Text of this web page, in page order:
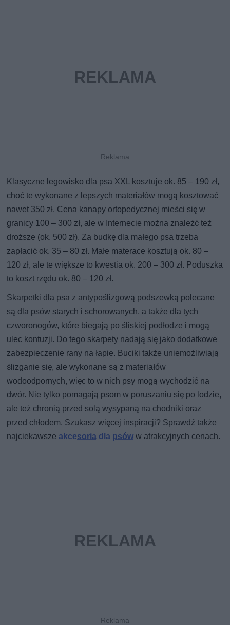
Klasyczne legowisko dla psa XXL kosztuje ok. 85 – 190 zł,
choć te wykonane z lepszych materiałów mogą kosztować
nawet 350 zł. Cena kanapy ortopedycznej mieści się w
granicy 100 – 300 zł, ale w Internecie można znaleźć też
droższe (ok. 500 zł). Za budkę dla małego psa trzeba
zapłacić ok. 35 – 80 zł. Małe materace kosztują ok. 80 –
120 zł, ale te większe to kwestia ok. 200 – 300 zł. Poduszka
to koszt rzędu ok. 80 – 120 zł.
Skarpetki dla psa z antypoślizgową podszewką polecane
są dla psów starych i schorowanych, a także dla tych
czworonogów, które biegają po śliskiej podłodze i mogą
ulec kontuzji. Do tego skarpety nadają się jako dodatkowe
zabezpieczenie rany na łapie. Buciki także uniemożliwiają
ślizganie się, ale wykonane są z materiałów
wodoodpornych, więc to w nich psy mogą wychodzić na
dwór. Nie tylko pomagają psom w poruszaniu się po lodzie,
ale też chronią przed solą wysypaną na chodniki oraz
przed chłodem. Szukasz więcej inspiracji? Sprawdź także
najciekawszeakcesoria dla psów w atrakcyjnych cenach.